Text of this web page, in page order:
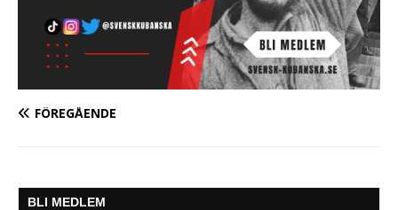
FÖREGÅENDE
BLI MEDLEM